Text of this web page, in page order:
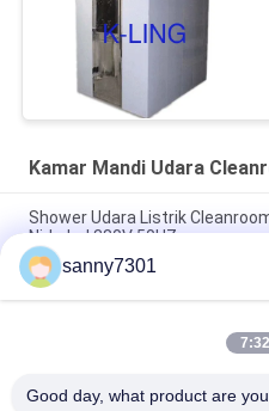
Kamar Mandi Udara
Shower Udara Listrik
Nirkabel 380V 50HZ
Plat Stainless Steel Modular Air
Cleanroom
Automatic Sliding Door
sanny7301
Good day, what product are